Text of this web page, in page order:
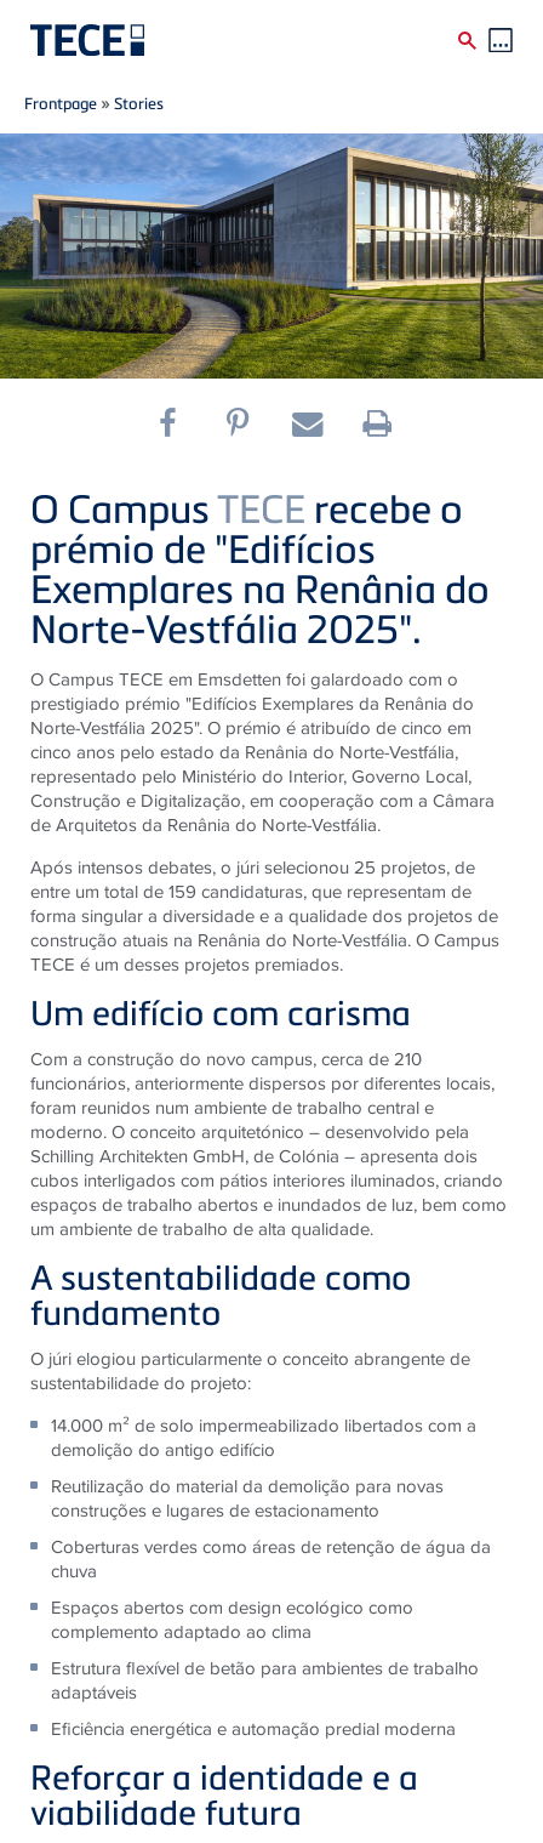
Skip to main content
Breadcrumb
Frontpage »Stories
O CampusTECE recebe o
prémio de "Edifícios
Exemplares na Renânia do
Norte-Vestfália 2025".
O Campus TECE em Emsdetten foi galardoado com o
prestigiado prémio "Edifícios Exemplares da Renânia do
Norte-Vestfália 2025". O prémio é atribuído de cinco em
cinco anos pelo estado da Renânia do Norte-Vestfália,
representado pelo Ministério do Interior, Governo Local,
Construção e Digitalização, em cooperação com a Câmara
de Arquitetos da Renânia do Norte-Vestfália.
Após intensos debates, o júri selecionou 25 projetos, de
entre um total de 159 candidaturas, que representam de
forma singular a diversidade e a qualidade dos projetos de
construção atuais na Renânia do Norte-Vestfália. O Campus
TECE é um desses projetos premiados.
Um edifício com carisma
Com a construção do novo campus, cerca de 210
funcionários, anteriormente dispersos por diferentes locais,
foram reunidos num ambiente de trabalho central e
moderno. O conceito arquitetónico – desenvolvido pela
Schilling Architekten GmbH, de Colónia – apresenta dois
cubos interligados com pátios interiores iluminados, criando
espaços de trabalho abertos e inundados de luz, bem como
um ambiente de trabalho de alta qualidade.
A sustentabilidade como
fundamento
O júri elogiou particularmente o conceito abrangente de
sustentabilidade do projeto:
14.000 m² de solo impermeabilizado libertados com a
demolição do antigo edifício
Reutilização do material da demolição para novas
construções e lugares de estacionamento
Coberturas verdes como áreas de retenção de água da
chuva
Espaços abertos com design ecológico como
complemento adaptado ao clima
Estrutura flexível de betão para ambientes de trabalho
adaptáveis
Eficiência energética e automação predial moderna
Reforçar a identidade e a
viabilidade futura